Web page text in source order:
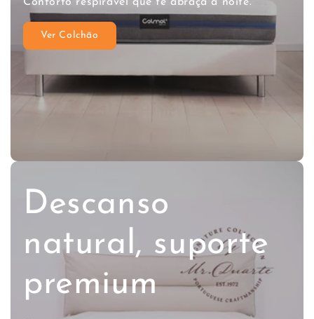
Ver Colchão
Descanso
natural, suporte
premium